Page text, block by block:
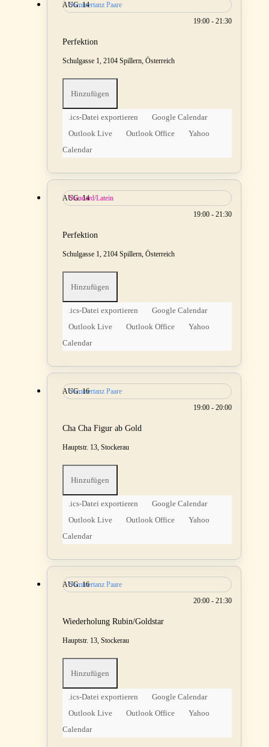
Sommertanz Paare
AUG.14
19:00 - 21:30
Perfektion
Schulgasse 1, 2104 Spillern, Österreich
Hinzufügen
.ics-Datei exportieren
Google Calendar
Outlook Live
Outlook Office
Yahoo
Calendar
Standard/Latein
AUG.14
19:00 - 21:30
Perfektion
Schulgasse 1, 2104 Spillern, Österreich
Hinzufügen
.ics-Datei exportieren
Google Calendar
Outlook Live
Outlook Office
Yahoo
Calendar
Sommertanz Paare
AUG.16
19:00 - 20:00
Cha Cha Figur ab Gold
Hauptstr. 13, Stockerau
Hinzufügen
.ics-Datei exportieren
Google Calendar
Outlook Live
Outlook Office
Yahoo
Calendar
Sommertanz Paare
AUG.16
20:00 - 21:30
Wiederholung Rubin/Goldstar
Hauptstr. 13, Stockerau
Hinzufügen
.ics-Datei exportieren
Google Calendar
Outlook Live
Outlook Office
Yahoo
Calendar